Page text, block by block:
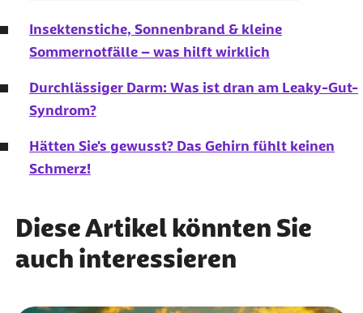
Insektenstiche, Sonnenbrand & kleine
Sommernotfälle – was hilft wirklich
Durchlässiger Darm: Was ist dran am Leaky-Gut-
Syndrom?
Hätten Sie's gewusst? Das Gehirn fühlt keinen
Schmerz!
Diese Artikel könnten Sie
auch interessieren